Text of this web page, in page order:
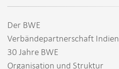
Der BWE
Verbändepartnerschaft Indien
30 Jahre BWE
Organisation und Struktur